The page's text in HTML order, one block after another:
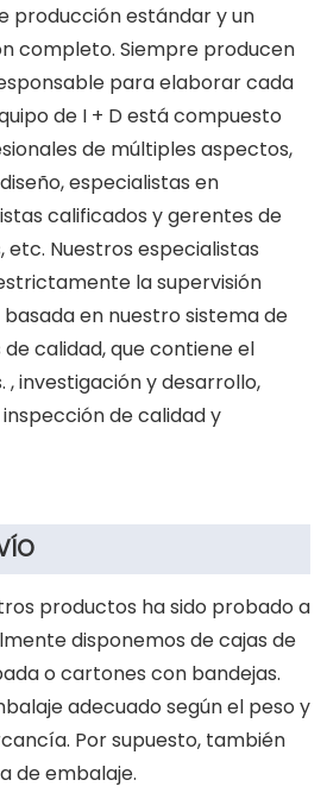
producción estándar y un
completo. Siempre producen
para elaborar cada
de I + D está compuesto
de múltiples aspectos,
especialistas en
calificados y gerentes de
Nuestros especialistas
la supervisión
en nuestro sistema de
calidad, que contiene el
, investigación y desarrollo,
de calidad y